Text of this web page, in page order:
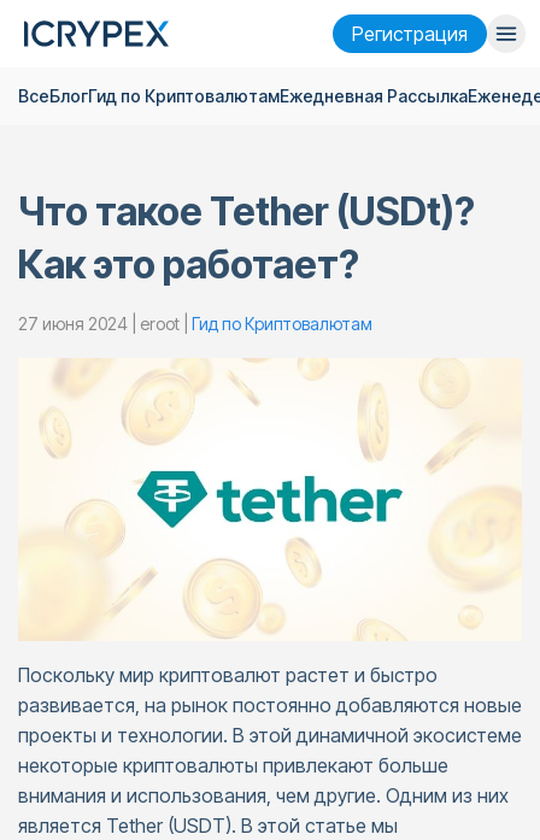
Pегистрация
Войти Pегистрация
Компания
Исследовать
Помощь
Фьючерсы x50
Русский
Тема
ВсеБлогГид по КриптовалютамЕжедневная Pассылка
Что такое Tether (USDt)?
Как это работает?
27 июня 2024 | eroot | Гид по Криптовалютам
Поскольку мир криптовалют растет и быстро
развивается, на рынок постоянно добавляются новые
проекты и технологии. В этой динамичной экосистеме
некоторые криптовалюты привлекают больше
внимания и использования, чем другие. Одним из них
является Tether (USDT). В этой статье мы